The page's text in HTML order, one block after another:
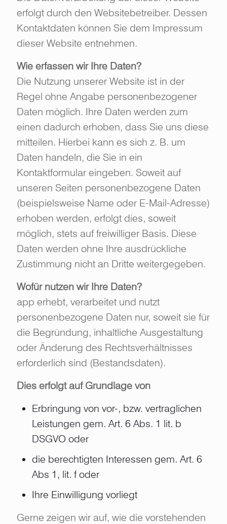
erfolgt durch den Websitebetreiber. Dessen
Kontaktdaten können Sie dem Impressum
dieser Website entnehmen.
Wie erfassen wir Ihre Daten?
Die Nutzung unserer Website ist in der
Regel ohne Angabe personenbezogener
Daten möglich. Ihre Daten werden zum
einen dadurch erhoben, dass Sie uns diese
mitteilen. Hierbei kann es sich z. B. um
Daten handeln, die Sie in ein
Kontaktformular eingeben. Soweit auf
unseren Seiten personenbezogene Daten
(beispielsweise Name oder E-Mail-Adresse)
erhoben werden, erfolgt dies, soweit
möglich, stets auf freiwilliger Basis. Diese
Daten werden ohne Ihre ausdrückliche
Zustimmung nicht an Dritte weitergegeben.
Wofür nutzen wir Ihre Daten?
app erhebt, verarbeitet und nutzt
personenbezogene Daten nur, soweit sie für
die Begründung, inhaltliche Ausgestaltung
oder Änderung des Rechtsverhältnisses
erforderlich sind (Bestandsdaten).
Dies erfolgt auf Grundlage von
Erbringung von vor-, bzw. vertraglichen
Leistungen gem. Art. 6 Abs. 1 lit. b
DSGVO oder
die berechtigten Interessen gem. Art. 6
Abs 1, lit. f oder
Ihre Einwilligung vorliegt
Gerne zeigen wir auf, wie die vorstehenden